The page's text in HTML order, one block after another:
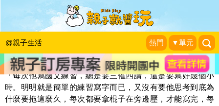
@親子生活 熱門 ▼單元
作業愛寫不寫的，到底是怎樣？
安安老師|2017-02-14
「每次他寫國文練習，總是要三催四請，還是要寫好幾個小
時。明明就是簡單的練習寫字而已，又沒有要他思考到底為
什麼要拖這麼久，每次都要拿棍子在旁邊壓，才能寫完，每